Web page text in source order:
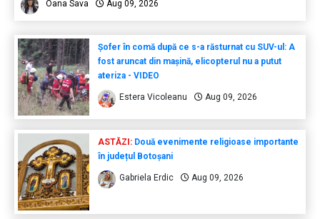
Oana Sava Aug 09, 2026
Șofer în comă după ce s-a răsturnat cu SUV-ul: A
fost aruncat din mașină, elicopterul nu a putut
ateriza - VIDEO
Estera Vicoleanu Aug 09, 2026
ASTĂZI:Două evenimente religioase importante
în județul Botoșani
Gabriela Erdic Aug 09, 2026